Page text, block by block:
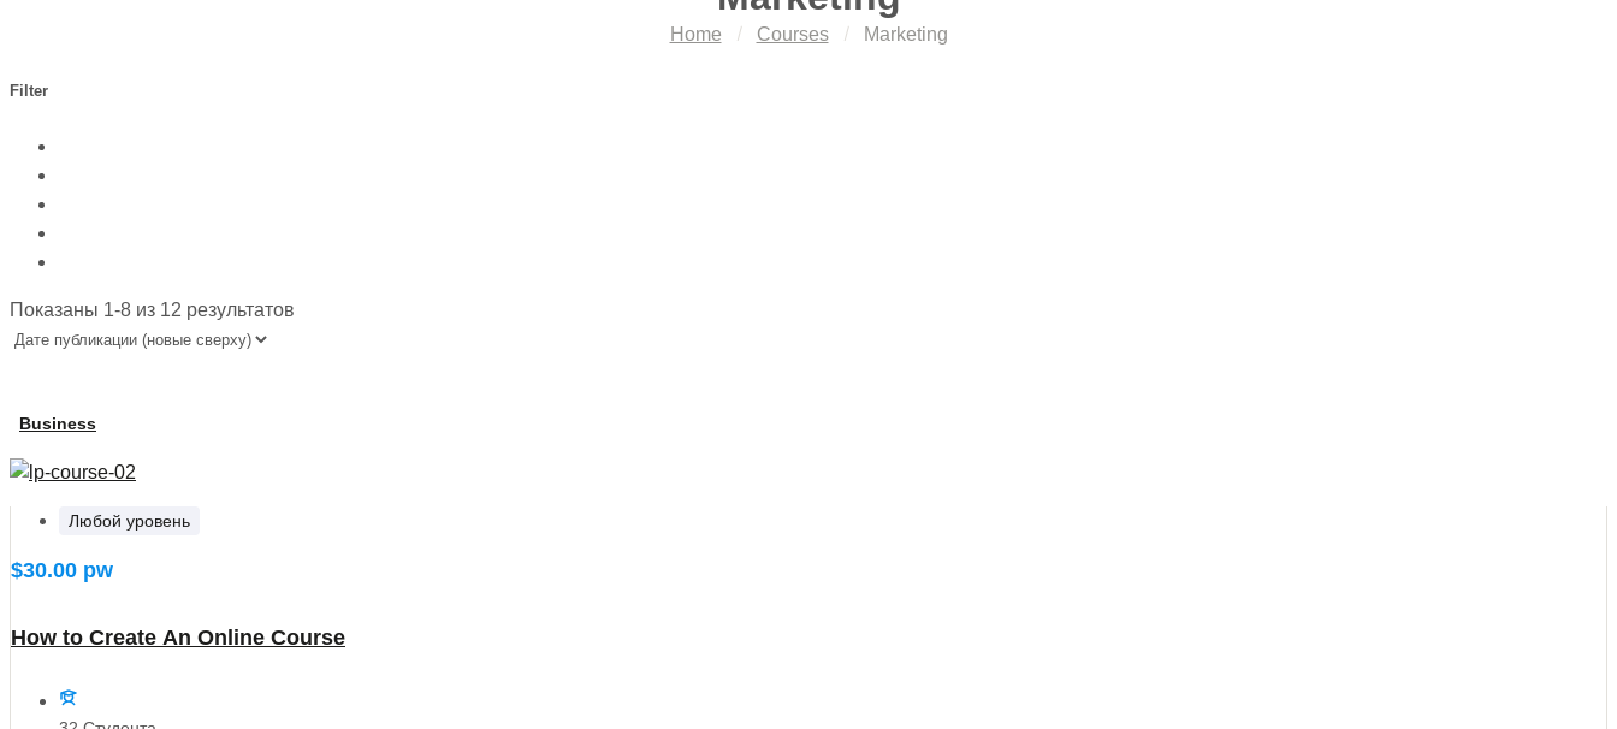
Home Courses Marketing
Filter
Показаны 1-8 из 12 результатов
Business
Любой уровень
$30.00 pw
How to Create An Online Course